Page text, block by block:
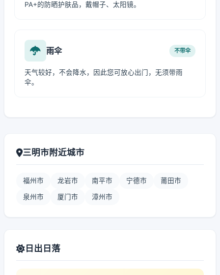
PA+的防晒护肤品，戴帽子、太阳镜。
雨伞 不带伞
天气较好，不会降水，因此您可放心出门，无须带雨
伞。
三明市附近城市
福州市 龙岩市 南平市 宁德市 莆田市
泉州市 厦门市 漳州市
日出日落